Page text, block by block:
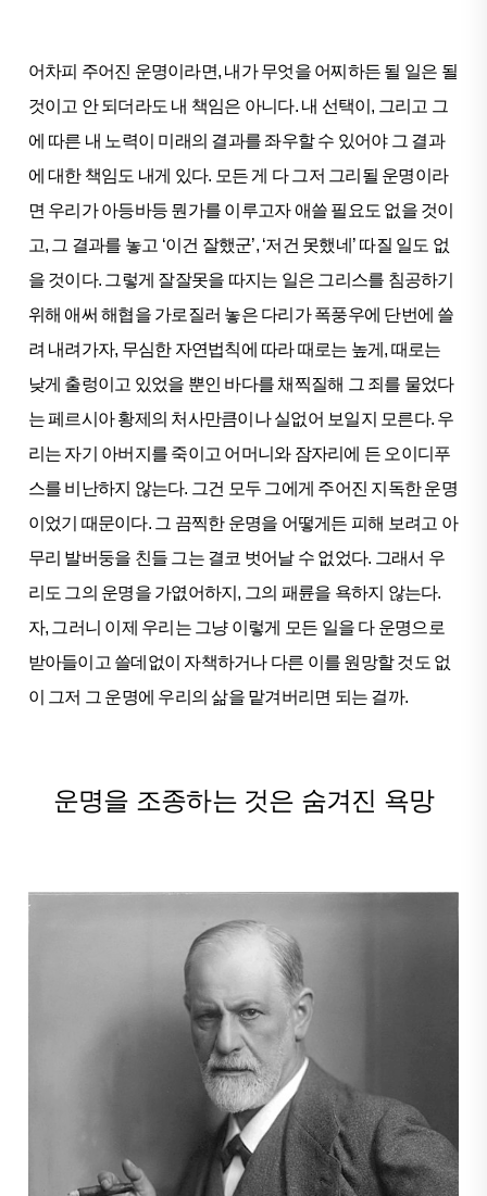
어차피 주어진 운명이라면, 내가 무엇을 어찌하든 될 일은 될
것이고 안 되더라도 내 책임은 아니다. 내 선택이, 그리고 그
에 따른 내 노력이 미래의 결과를 좌우할 수 있어야 그 결과
에 대한 책임도 내게 있다. 모든 게 다 그저 그리될 운명이라
면 우리가 아등바등 뭔가를 이루고자 애쓸 필요도 없을 것이
고, 그 결과를 놓고 ‘이건 잘했군’, ‘저건 못했네’ 따질 일도 없
을 것이다. 그렇게 잘잘못을 따지는 일은 그리스를 침공하기
위해 애써 해협을 가로질러 놓은 다리가 폭풍우에 단번에 쓸
려 내려가자, 무심한 자연법칙에 따라 때로는 높게, 때로는
낮게 출렁이고 있었을 뿐인 바다를 채찍질해 그 죄를 물었다
는 페르시아 황제의 처사만큼이나 실없어 보일지 모른다. 우
리는 자기 아버지를 죽이고 어머니와 잠자리에 든 오이디푸
스를 비난하지 않는다. 그건 모두 그에게 주어진 지독한 운명
이었기 때문이다. 그 끔찍한 운명을 어떻게든 피해 보려고 아
무리 발버둥을 친들 그는 결코 벗어날 수 없었다. 그래서 우
리도 그의 운명을 가엾어하지, 그의 패륜을 욕하지 않는다.
자, 그러니 이제 우리는 그냥 이렇게 모든 일을 다 운명으로
받아들이고 쓸데없이 자책하거나 다른 이를 원망할 것도 없
이 그저 그 운명에 우리의 삶을 맡겨버리면 되는 걸까.
운명을 조종하는 것은 숨겨진 욕망